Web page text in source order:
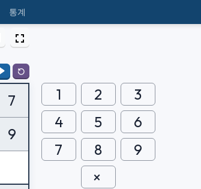
통계
7
9
1 2
3
4
5
6
7
8 9